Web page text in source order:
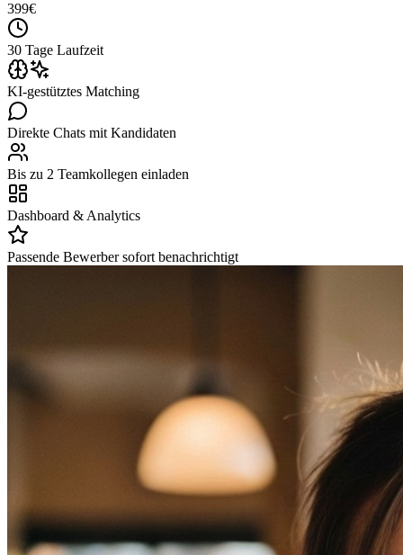
399€
30 Tage Laufzeit
KI-gestütztes Matching
Direkte Chats mit Kandidaten
Bis zu 2 Teamkollegen einladen
Dashboard & Analytics
Passende Bewerber sofort benachrichtigt